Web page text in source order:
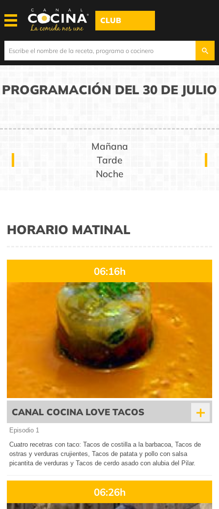
CLUB
PROGRAMACIÓN DEL 30 DE JULIO
Mañana
Tarde
Noche
HORARIO MATINAL
06:16h
CANAL COCINA LOVE TACOS +
Episodio 1
Cuatro recetras con taco: Tacos de costilla a la barbacoa, Tacos de
ostras y verduras crujientes, Tacos de patata y pollo con salsa
picantita de verduras y Tacos de cerdo asado con alubia del Pilar.
06:26h